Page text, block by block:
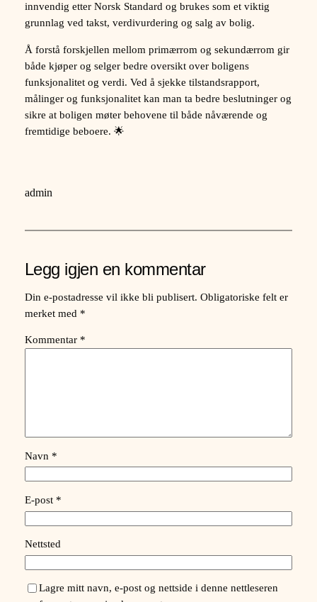
innvendig etter Norsk Standard og brukes som et viktig
grunnlag ved takst, verdivurdering og salg av bolig.
Å forstå forskjellen mellom primærrom og sekundærrom gir
både kjøper og selger bedre oversikt over boligens
funksjonalitet og verdi. Ved å sjekke tilstandsrapport,
målinger og funksjonalitet kan man ta bedre beslutninger og
sikre at boligen møter behovene til både nåværende og
fremtidige beboere. 🌟
admin
Legg igjen en kommentar
Din e-postadresse vil ikke bli publisert. Obligatoriske felt er
merket med *
Kommentar *
Navn *
E-post *
Nettsted
Lagre mitt navn, e-post og nettside i denne nettleseren